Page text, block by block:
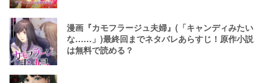
漫画『カモフラージュ夫婦』(「キャンディみたい
な……」)最終回までネタバレあらすじ！原作小説
は無料で読める？